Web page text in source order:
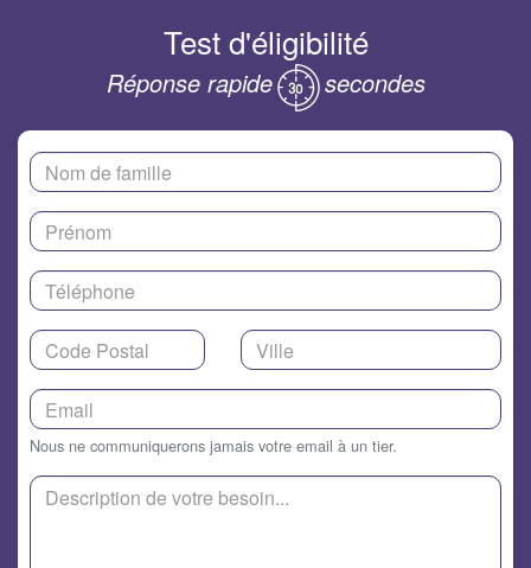
Test d'éligibilité
Réponse rapide secondes
Nous ne communiquerons jamais votre email à un tier.